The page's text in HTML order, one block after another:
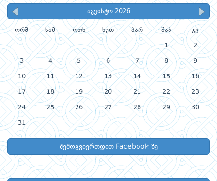
აგვისტო 2026
ორშ სამ ოთხ ხუთ პარ შაბ კვ
1 2
3 4 5 6 7 8 9
10 11 12 13 14 15 16
17 18 19 20 21 22 23
24 25 26 27 28 29 30
31
შემოგვიერთდით Facebook-ზე